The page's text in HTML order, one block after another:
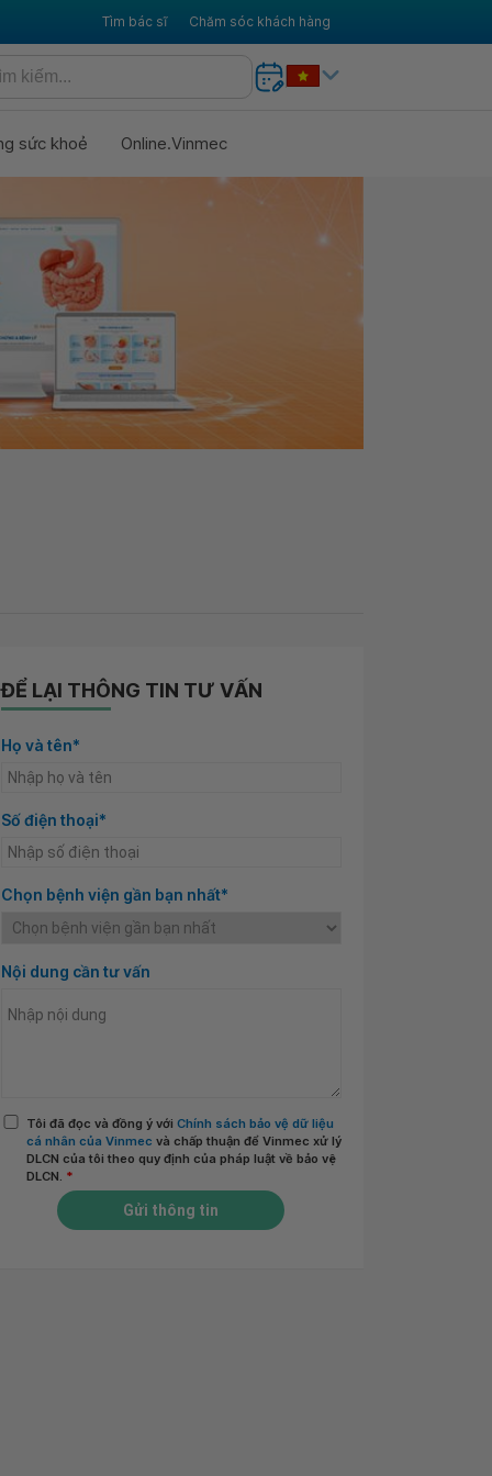
Tìm bác sĩ Chăm sóc khách hàng
sức khoẻ Online.Vinmec
ĐỂ LẠI THÔNG TIN TƯ VẤN
Họ và tên*
Số điện thoại*
Chọn bệnh viện gần bạn nhất*
Nội dung cần tư vấn
Tôi đã đọc và đồng ý với Chính sách bảo vệ dữ liệu
cá nhân của Vinmec và chấp thuận để Vinmec xử lý
DLCN của tôi theo quy định của pháp luật về bảo vệ
DLCN. *
Gửi thông tin